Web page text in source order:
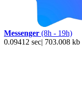
Messenger (8h - 19h)
0.09412 sec| 703.008 kb